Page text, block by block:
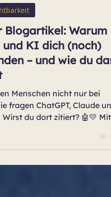
11 Min. Lesezeit
Blogartikel: Warum
und KI dich (noch)
– und wie du das
Menschen nicht nur bei
Wirst du dort zitiert? 🤖💛 Mit
System aus Metadaten
Daten kannst du das